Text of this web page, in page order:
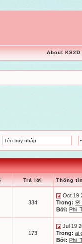
About KS2D
Trả lời Thông
334
Oct 19
Trong: 🌸
Bởi:
173
Jul 19
Trong: ai
Bởi: